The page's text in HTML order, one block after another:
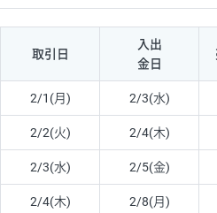
取引日
入出
金日
2/1(月) 2/3(水)
2/2(火) 2/4(木)
2/3(水) 2/5(金)
2/4(木) 2/8(月)